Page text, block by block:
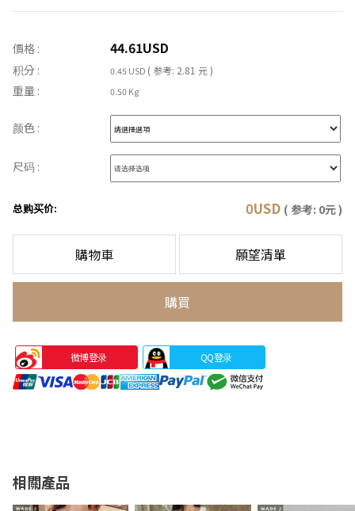
價格 : 44.61USD
积分 : 0.45 USD ( 参考: 2.81 元 )
重量 : 0.50 Kg
颜色 :
尺码 :
总购买价: 0USD ( 参考: 0元 )
購物車 願望清單
購買
微博登录 QQ登录
相關產品